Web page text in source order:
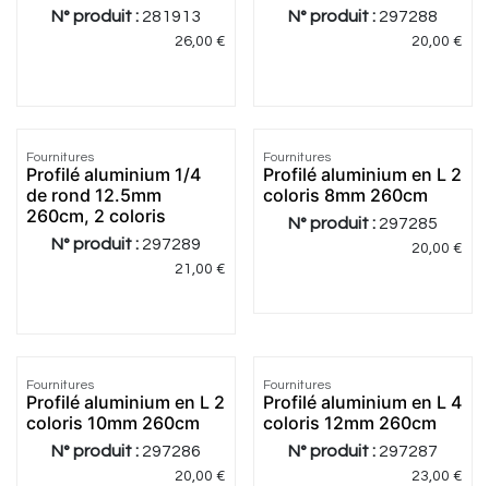
N° produit : 281913
26,00 €
N° produit : 297288
20,00 €
Fournitures
Profilé aluminium 1/4
de rond 12.5mm
260cm, 2 coloris
N° produit : 297289
21,00 €
Fournitures
Profilé aluminium en L 2
coloris 8mm 260cm
N° produit : 297285
20,00 €
Fournitures
Profilé aluminium en L 2
coloris 10mm 260cm
N° produit : 297286
20,00 €
Fournitures
Profilé aluminium en L 4
coloris 12mm 260cm
N° produit : 297287
23,00 €